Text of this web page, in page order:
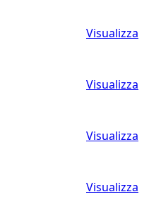
Visualizza
Visualizza
Visualizza
Visualizza